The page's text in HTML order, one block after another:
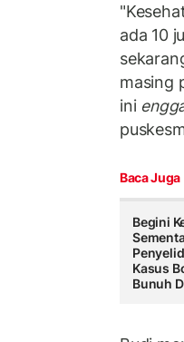
ada 10
masing
ini
Baca Juga
Begini
Kasus
Bunuh